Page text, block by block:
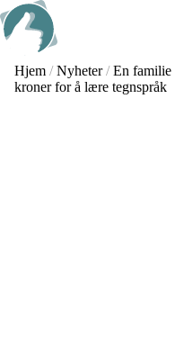
Skip
to
main
content
Hjem / Nyheter / En familie
kroner for å lære tegnspråk